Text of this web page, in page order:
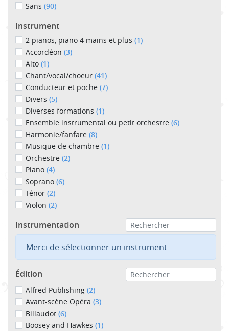
Sans (90)
Instrument
2 pianos, piano 4 mains et plus (1)
Accordéon (3)
Alto (1)
Chant/vocal/choeur (41)
Conducteur et poche (7)
Divers (5)
Diverses formations (1)
Ensemble instrumental ou petit orchestre (6)
Harmonie/fanfare (8)
Musique de chambre (1)
Orchestre (2)
Piano (4)
Soprano (6)
Ténor (2)
Violon (2)
Instrumentation
Merci de sélectionner un instrument
Édition
Alfred Publishing (2)
Avant-scène Opéra (3)
Billaudot (6)
Boosey and Hawkes (1)